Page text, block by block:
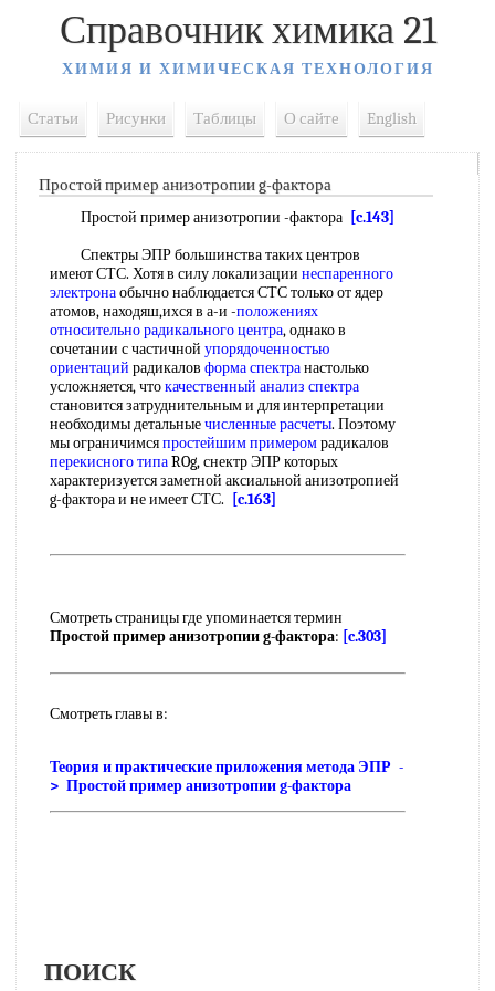
Справочник химика 21
ХИМИЯ И ХИМИЧЕСКАЯ ТЕХНОЛОГИЯ
Статьи Рисунки Таблицы О сайте English
Простой пример анизотропии g-фактора
Простой пример анизотропии -фактора [c.143]
Спектры ЭПР большинства таких центров
имеют СТС. Хотя в силу локализации неспаренного
электронаобычно наблюдается СТС только от ядер
атомов, находяш,ихся в а-и -положениях
относительнорадикального центра, однако в
сочетании с частичной упорядоченностью
ориентаций радикалов форма спектранастолько
усложняется, чтокачественный анализ спектра
становится затруднительным и для интерпретации
необходимы детальныечисленные расчеты. Поэтому
мы ограничимсяпростейшим примеромрадикалов
перекисного типаROg, снектр ЭПР которых
характеризуется заметной аксиальной анизотропией
g-фактора и не имеет СТС.
[c.163]
Смотреть страницы где упоминается термин
Простой пример анизотропии g-фактора: [c.303]
Смотреть главы в:
Теория и практические приложения метода ЭПР -
> Простой пример анизотропии g-фактора
ПОИСК